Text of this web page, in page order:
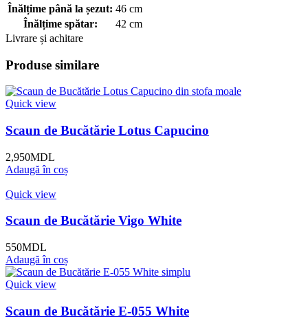
Înălțime până la șezut: 46 cm
Înălțime spătar:
42 cm
Livrare și achitare
Produse similare
Quick view
Scaun de Bucătărie Lotus Capucino
2,950MDL
Adaugă în coș
Quick view
Scaun de Bucătărie Vigo White
550MDL
Adaugă în coș
Quick view
Scaun de Bucătărie E-055 White